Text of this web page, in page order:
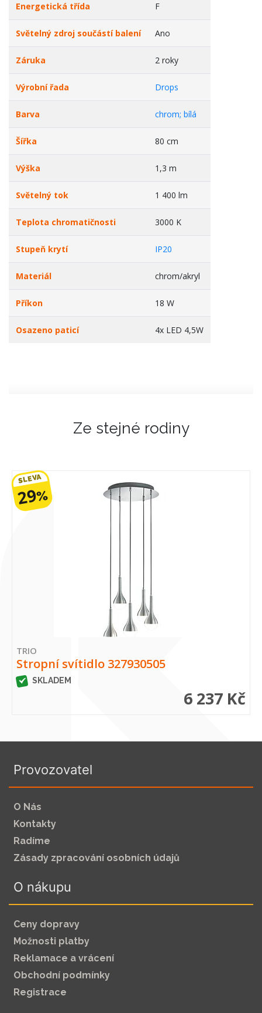
Energetická třída F
Světelný zdroj součástí balení Ano
Záruka 2 roky
Výrobní řada Drops
Barva chrom; bílá
Šířka 80 cm
Výška 1,3 m
Světelný tok 1 400 lm
Teplota chromatičnosti 3000 K
Stupeň krytí IP20
Materiál chrom/akryl
Příkon 18 W
Osazeno paticí 4x LED 4,5W
Ze stejné rodiny
SLEVA
29%
TRIO
Stropní svítidlo 327930505
SKLADEM
6 237 Kč
Provozovatel
O Nás
Kontakty
Radíme
Zásady zpracování osobních údajů
O nákupu
Ceny dopravy
Možnosti platby
Reklamace a vrácení
Obchodní podmínky
Registrace